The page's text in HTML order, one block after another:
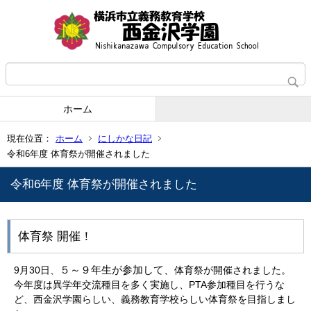
ホーム
現在位置： ホーム
にしかな日記
令和6年度 体育祭が開催されました
令和6年度 体育祭が開催されました
体育祭 開催！
9月30日、 ５～９年生が参加して、 体育祭が開催されました。
今年度は異学年交流種目を多く実施し、PTA参加種目を行うな
ど、西金沢学園らしい、義務教育学校らしい体育祭を目指しまし